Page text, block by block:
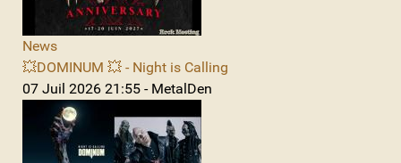
News
💥DOMINUM 💥 - Night is Calling
07 Juil 2026 21:55 - MetalDen